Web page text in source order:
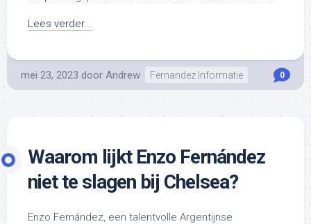
Lees verder...
mei 23, 2023 door Andrew Fernandez Informatie 0
Waarom lijkt Enzo Fernández
niet te slagen bij Chelsea?
Enzo Fernández, een talentvolle Argentijnse